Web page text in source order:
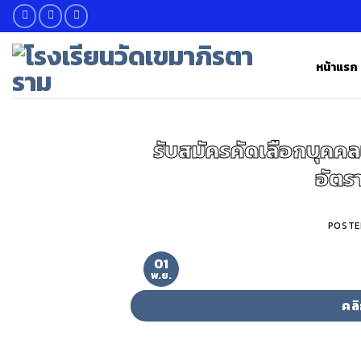
Skip
to
content
หน้าแรก
รับสมัครคัดเลือกบุคค
อัตร
01
พ.ย.
ค